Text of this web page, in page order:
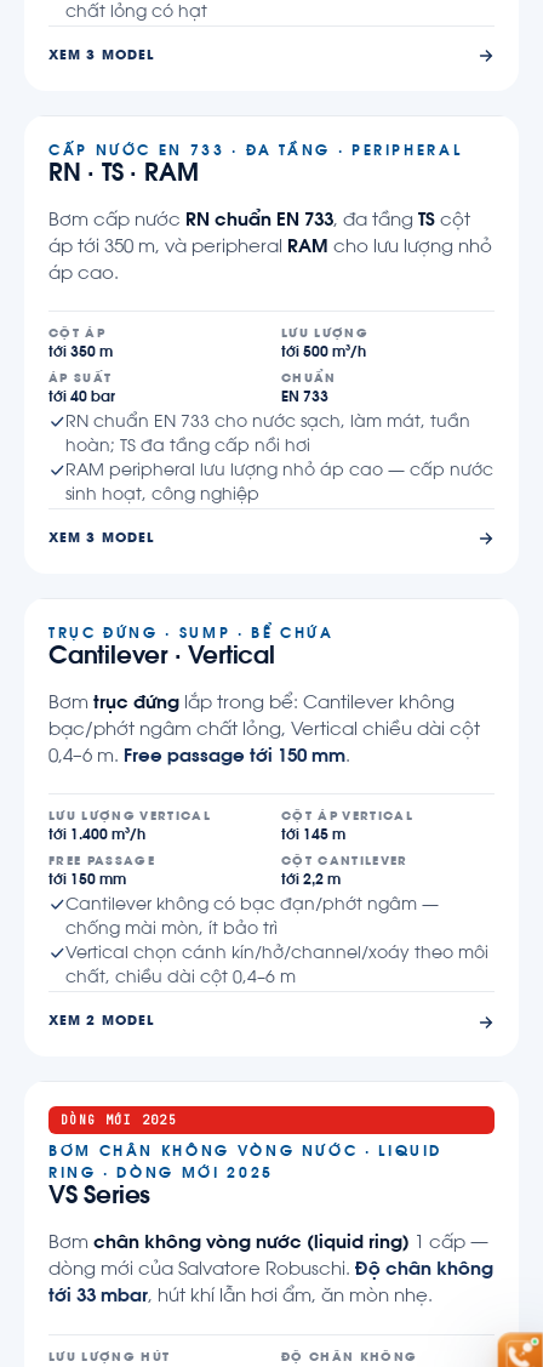
chất lỏng có hạt
XEM 3 MODEL
CẤP NƯỚC EN 733 · ĐA TẦNG · PERIPHERAL
RN · TS · RAM
Bơm cấp nước RN chuẩn EN 733, đa tầng TS cột
áp tới 350 m, và peripheral
RAM cho lưu lượng nhỏ
áp cao.
CỘT ÁP
tới 350 m
LƯU LƯỢNG
tới 500 m³/h
ÁP SUẤT
tới 40 bar
CHUẨN
EN 733
RN chuẩn EN 733 cho nước sạch, làm mát, tuần
hoàn; TS đa tầng cấp nồi hơi
RAM peripheral lưu lượng nhỏ áp cao — cấp nước
sinh hoạt, công nghiệp
XEM 3 MODEL
TRỤC ĐỨNG · SUMP · BỂ CHỨA
Cantilever · Vertical
Bơm trục đứng lắp trong bể: Cantilever không
bạc/phớt ngâm chất lỏng, Vertical chiều dài cột
0,4–6 m. Free passage tới 150 mm.
LƯU LƯỢNG VERTICAL
tới 1.400 m³/h
CỘT ÁP VERTICAL
tới 145 m
FREE PASSAGE
tới 150 mm
CỘT CANTILEVER
tới 2,2 m
Cantilever không có bạc đạn/phớt ngâm —
chống mài mòn, ít bảo trì
Vertical chọn cánh kín/hở/channel/xoáy theo môi
chất, chiều dài cột 0,4–6 m
XEM 2 MODEL
DÒNG MỚI 2025
BƠM CHÂN KHÔNG VÒNG NƯỚC · LIQUID
RING · DÒNG MỚI 2025
VS Series
Bơm chân không vòng nước (liquid ring) 1 cấp —
dòng mới của Salvatore Robuschi. Độ chân không
tới 33 mbar, hút khí lẫn hơi ẩm, ăn mòn nhẹ.
LƯU LƯỢNG HÚT ĐỘ CHÂN KHÔNG